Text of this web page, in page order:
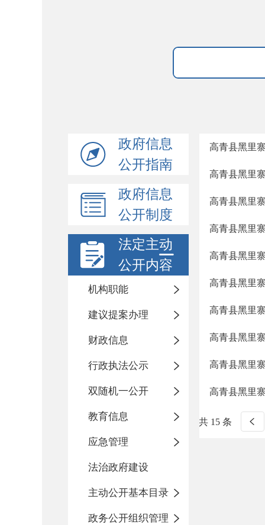
政府信息
公开指南
政府信息
公开制度
法定主动
公开内容
机构职能
建议提案办理
财政信息
行政执法公示
双随机一公开
教育信息
应急管理
法治政府建设
主动公开基本目录
政务公开组织管理
高青县黑里
高青县黑里
高青县黑里
高青县黑里
高青县黑里
高青县黑里
高青县黑里
高青县黑里
高青县黑里
高青县黑里
共 15 条